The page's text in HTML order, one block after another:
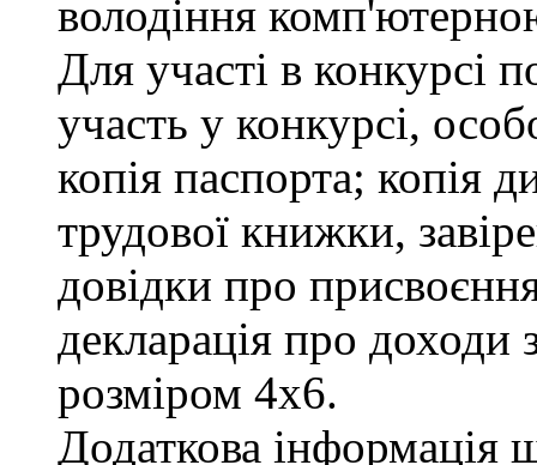
володіння
Для участі в конкурсі
участь у конкурсі,
копія паспорта; копія
трудової книжки,
довідки про
декларація про доходи
розміром 4х6.
Додаткова інформація